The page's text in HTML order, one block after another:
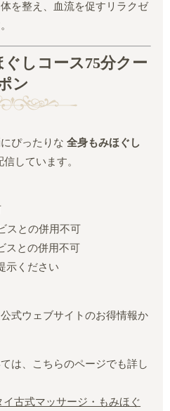
を整え、血流を促すリラクゼ
しコース75分クー
ン
ぴったりな全身もみほぐし
しています。
スとの併用不可
スとの併用不可
示ください
式ウェブサイトのお得情報か
は、こちらのページでも詳し
古式マッサージ・もみほぐ